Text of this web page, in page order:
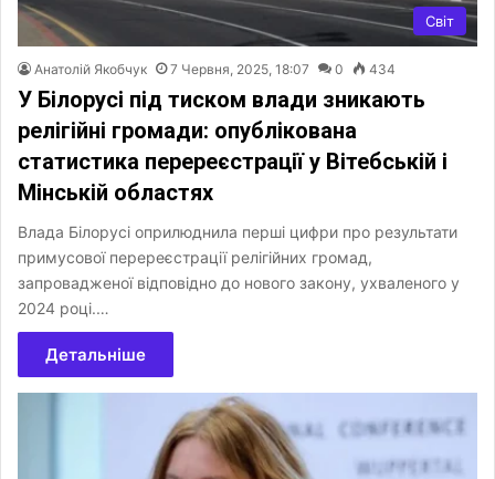
Світ
Анатолій Якобчук 7 Червня, 2025, 18:07 0 434
У Білорусі під тиском влади зникають
релігійні громади: опублікована
статистика перереєстрації у Вітебській і
Мінській областях
Влада Білорусі оприлюднила перші цифри про результати
примусової перереєстрації релігійних громад,
запровадженої відповідно до нового закону, ухваленого у
2024 році.…
Детальніше